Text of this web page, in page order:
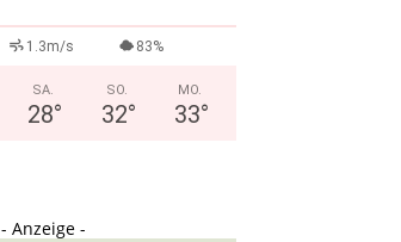
1.3m/s 83%
SA.
28°
SO.
32°
MO.
33°
- Anzeige -